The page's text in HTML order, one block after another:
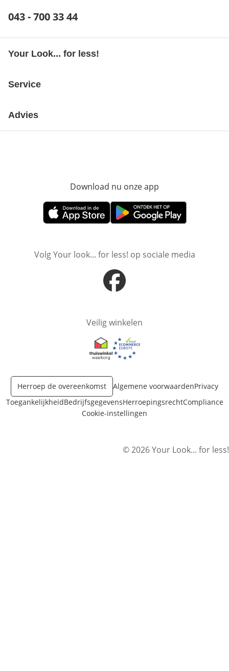
Telefoonnummer:
043 - 700 33 44
Your Look... for less!
Service
Advies
Download nu onze app
Opent in nieuw vensterOpent in nieuw venster
Volg Your look... for less! op sociale media
Opent in nieuw venster
Veilig winkelen
Opent in nieuw venster
Opent in nieuw venster
Herroep de overeenkomst Algemene voorwaardenPrivacy
ToegankelijkheidBedrijfsgegevensHerroepingsrechtCompliance
Cookie-instellingen
© 2026 Your Look... for less!